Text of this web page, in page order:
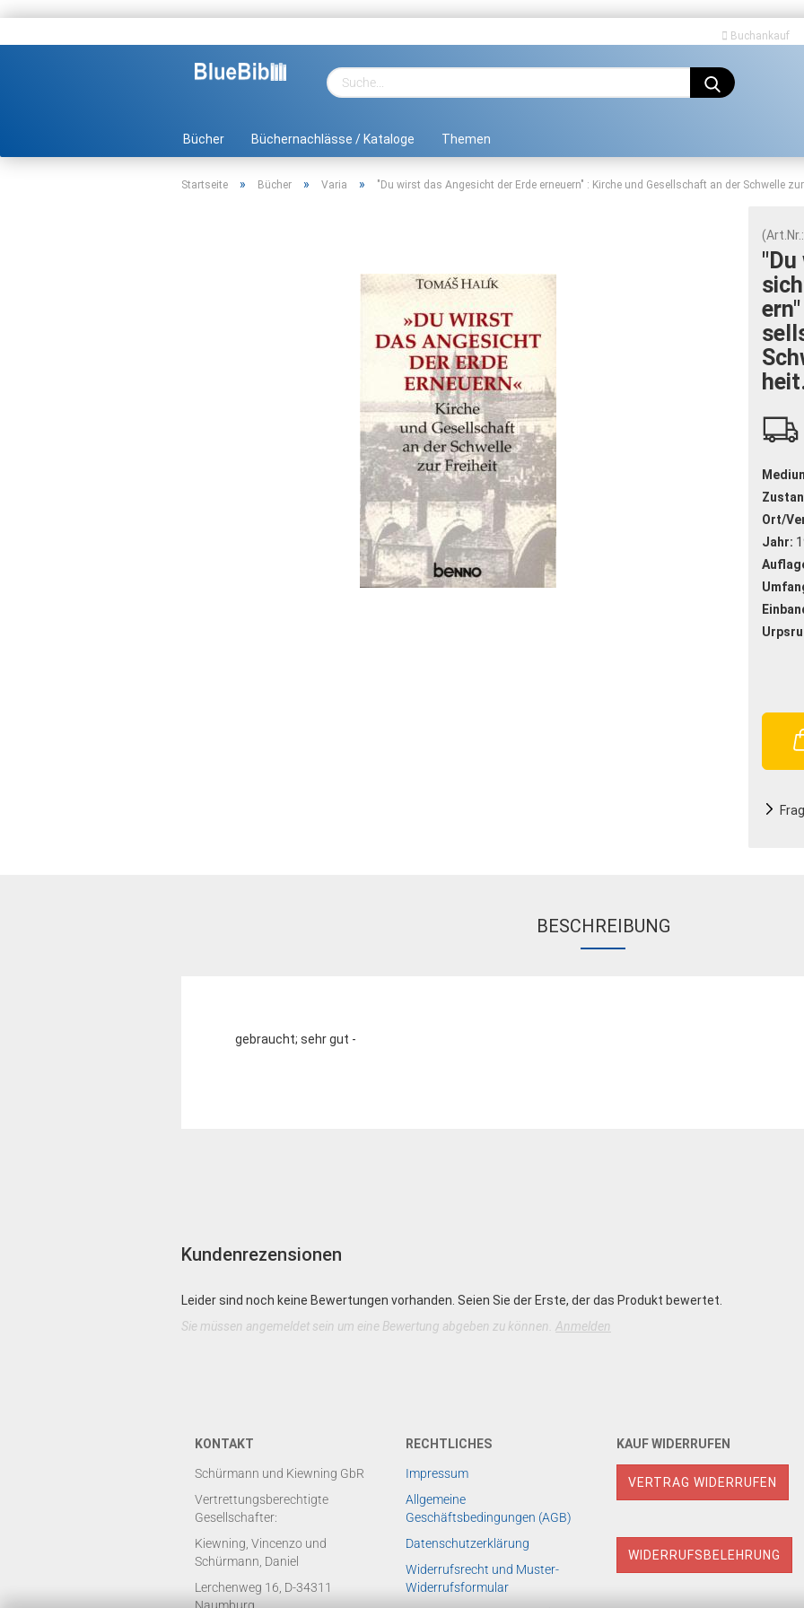
Buchankauf
Sprache auswählen
Konto erstellen
Passwort
Bücher Büchernachlässe / Kataloge Themen
Startseite » Bücher » Varia » "Du wirst das Angesicht der Erde erneuern" : Kirche und Gesellschaft an der Schwelle
(Art.Nr.:
Ort/
Jahr:
BESCHREIBUNG
gebraucht; sehr gut -
Kundenrezensionen
Leider sind noch keine Bewertungen vorhanden. Seien Sie der Erste, der das Produkt bewertet.
Sie müssen angemeldet sein um eine Bewertung abgeben zu können. Anmelden
KONTAKT
Schürmann und Kiewning GbR
Vertrettungsberechtigte
Gesellschafter:
Kiewning, Vincenzo und
Schürmann, Daniel
Lerchenweg 16, D-34311
RECHTLICHES
Impressum
Allgemeine
Geschäftsbedingungen (AGB)
Datenschutzerklärung
Widerrufsrecht und Muster-
Widerrufsformular
KAUF WIDERRUFEN
VERTRAG WIDERRUFEN
WIDERRUFSBELEHRUNG